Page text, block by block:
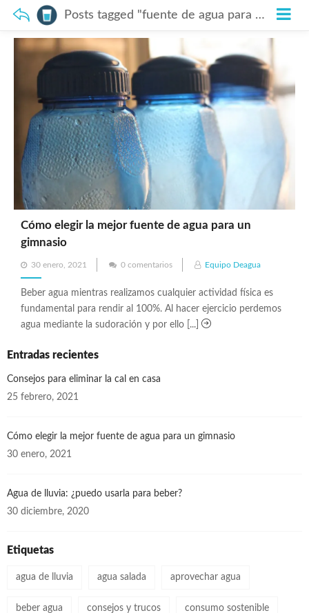
Posts tagged "fuente de agua para mi gimnasio"
Cómo elegir la mejor fuente de agua para un
gimnasio
Posted
on
30 enero, 2021 0 comentarios Equipo Deagua
Beber agua mientras realizamos cualquier actividad física es
fundamental para rendir al 100%. Al hacer ejercicio perdemos
agua mediante la sudoración y por ello [...]
Entradas recientes
Consejos para eliminar la cal en casa
25 febrero, 2021
Cómo elegir la mejor fuente de agua para un gimnasio
30 enero, 2021
Agua de lluvia: ¿puedo usarla para beber?
30 diciembre, 2020
Etiquetas
agua de lluvia agua salada aprovechar agua
beber agua consejos y trucos consumo sostenible